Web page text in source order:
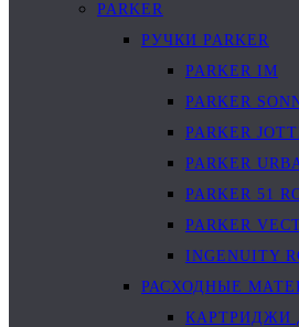
PARKER
РУЧКИ PARKER
PARKER IM
PARKER
PARKER
PARKER
PARKER 51
PARKER
INGENUITY
РАСХОДНЫЕ
КАРТРИДЖИ